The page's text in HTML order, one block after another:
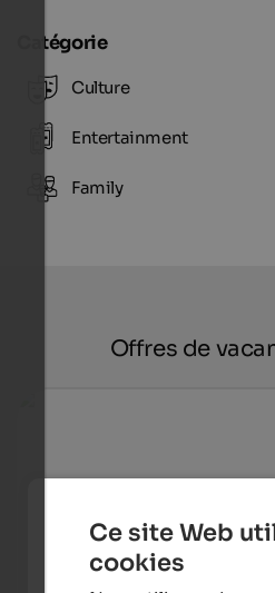
Catégorie
Culture
Entertainment
Family
Offres de
Ce site Web
cookies